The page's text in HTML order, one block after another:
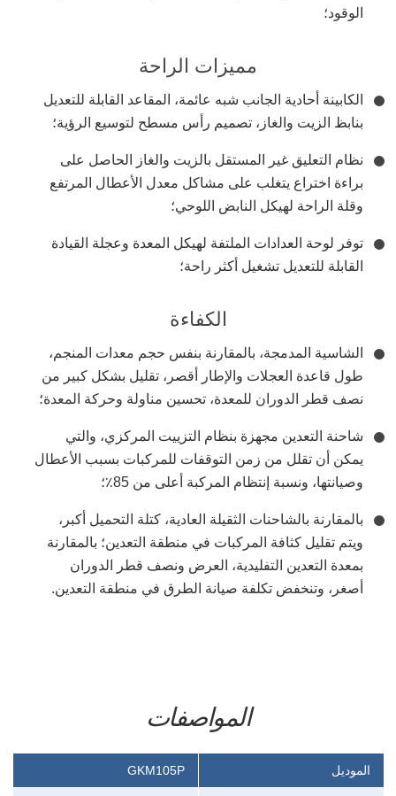
الوقود؛
مميزات الراحة
الكابينة أحادية الجانب شبه عائمة، المقاعد القابلة للتعديل
بنابظ الزيت والغاز، تصميم رأس مسطح لتوسيع الرؤية؛
نظام التعليق غير المستقل بالزيت والغاز الحاصل على
براءة اختراع يتغلب على مشاكل معدل الأعطال المرتفع
وقلة الراحة لهيكل النابض اللوحي؛
توفر لوحة العدادات الملتفة لهيكل المعدة وعجلة القيادة
القابلة للتعديل تشغيل أكثر راحة؛
الكفاءة
الشاسية المدمجة، بالمقارنة بنفس حجم معدات المنجم،
طول قاعدة العجلات والإطار أقصر، تقليل بشكل كبير من
نصف قطر الدوران للمعدة، تحسين مناولة وحركة المعدة؛
شاحنة التعدين مجهزة بنظام التزييت المركزي، والتي
يمكن أن تقلل من زمن التوقفات للمركبات بسبب الأعطال
وصيانتها، ونسبة إنتظام المركبة أعلى من 85٪؛
بالمقارنة بالشاحنات الثقيلة العادية، كتلة التحميل أكبر،
ويتم تقليل كثافة المركبات في منطقة التعدين؛ بالمقارنة
بمعدة التعدين التفليدية، العرض ونصف قطر الدوران
أصغر، وتنخفض تكلفة صيانة الطرق في منطقة التعدين.
المواصفات
الموديل GKM105P